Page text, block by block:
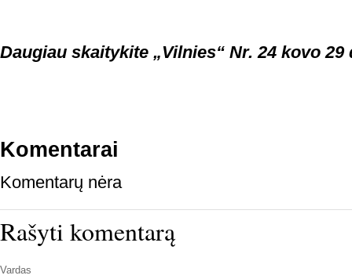
Daugiau skaitykite „Vilnies“ Nr. 24 kovo 29
Komentarai
Komentarų nėra
Rašyti komentarą
Vardas